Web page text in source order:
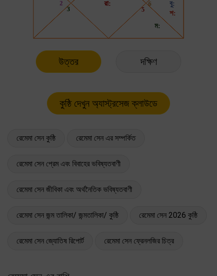
উত্তর দক্ষিণ
রেমেমা সেন কুষ্ঠি রেমেমা সেন এর সম্পর্কিত
রেমেমা সেন প্রেম এবং বিবাহের ভবিষ্যতবাণী
রেমেমা সেন জীবিকা এবং অর্থনৈতিক ভবিষ্যতবাণী
রেমেমা সেন জন্ম তালিকা/ জন্মতালিকা/ কুষ্ঠি রেমেমা সেন 2026 কুষ্ঠি
রেমেমা সেন জ্যোতিষ রিপোর্ট রেমেমা সেন ফ্রেনলজির চিত্র